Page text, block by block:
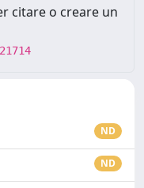
citare o creare un
ND
ND